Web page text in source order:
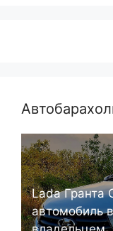
Lada Гранта
автомобиль